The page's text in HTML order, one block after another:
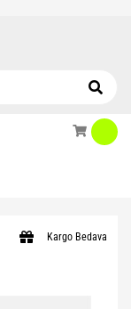
Kargo Bedava